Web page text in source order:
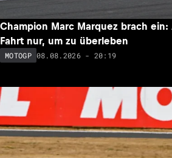
Champion Marc Marquez brach ein:
Fahrt nur, um zu überleben
MOTOGP 08.08.2026 - 20:19